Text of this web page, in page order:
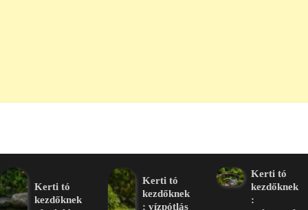
Kerti tó
kezdőknek
Kerti tó
kezdőknek
: vízpótlás
Kerti tó
kezdőknek
: